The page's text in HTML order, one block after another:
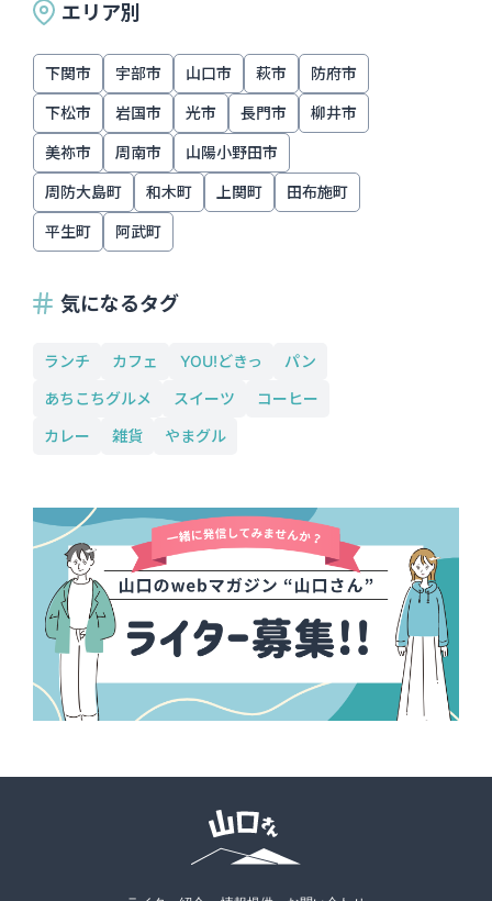
エリア別
下関市 宇部市 山口市 萩市 防府市
下松市 岩国市 光市 長門市 柳井市
美祢市 周南市 山陽小野田市
周防大島町 和木町 上関町 田布施町
平生町 阿武町
気になるタグ
ランチ カフェ YOU!どきっ
パン
あちこちグルメ
スイーツ
コーヒー
カレー
雑貨 やまグル